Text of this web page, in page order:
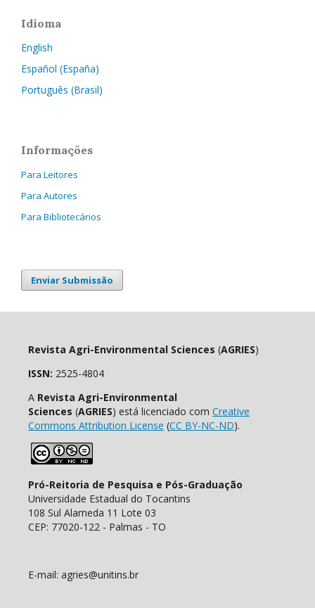
Idioma
English
Español (España)
Português (Brasil)
Informações
Para Leitores
Para Autores
Para Bibliotecários
Enviar Submissão
Revista Agri-Environmental Sciences (AGRIES)
ISSN: 2525-4804
A Revista Agri-Environmental
Sciences (AGRIES) está licenciado com Creative
Commons Attribution License (CC BY-NC-ND).
Pró-Reitoria de Pesquisa e Pós-Graduação
Universidade Estadual do Tocantins
108 Sul Alameda 11 Lote 03
CEP: 77020-122 - Palmas - TO
E-mail: agries@unitins.br